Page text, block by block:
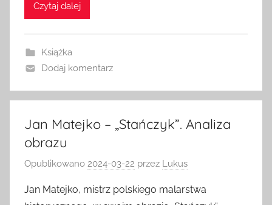
Czytaj dalej
Książka
Dodaj komentarz
Jan Matejko – „Stańczyk”. Analiza
obrazu
Opublikowano 2024-03-22 przez Lukus
Jan Matejko, mistrz polskiego malarstwa